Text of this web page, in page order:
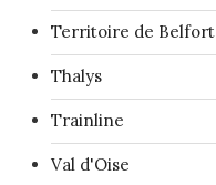
Territoire de Belfort
Thalys
Trainline
Val d'Oise